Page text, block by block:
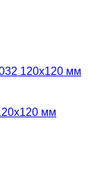
мм